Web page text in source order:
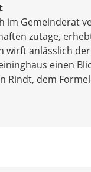
im Gemeinderat
zutage,
wirft anlässlich
einen
Rindt, dem